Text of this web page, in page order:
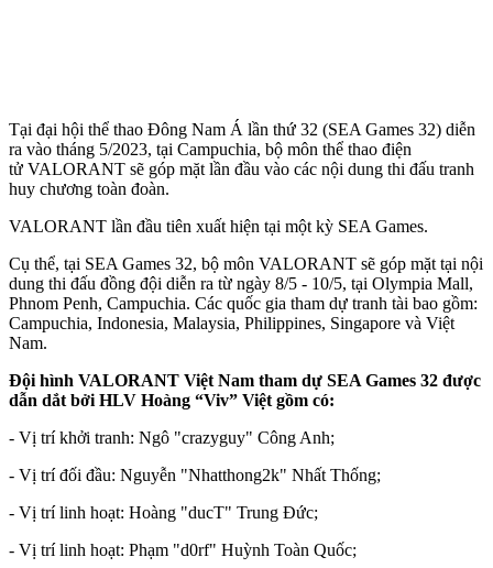
Tại đại hội thể thao Đông Nam Á lần thứ 32 (SEA Games 32) diễn
ra vào tháng 5/2023, tại Campuchia, bộ môn thể thao điện
tử VALORANT sẽ góp mặt lần đầu vào các nội dung thi đấu tranh
huy chương toàn đoàn.
VALORANT lần đầu tiên xuất hiện tại một kỳ SEA Games.
Cụ thể, tại SEA Games 32, bộ môn VALORANT sẽ góp mặt tại nội
dung thi đấu đồng đội diễn ra từ ngày 8/5 - 10/5, tại Olympia Mall,
Phnom Penh, Campuchia. Các quốc gia tham dự tranh tài bao gồm:
Campuchia, Indonesia, Malaysia, Philippines, Singapore và Việt
Nam.
Đội hình VALORANT Việt Nam tham dự SEA Games 32 được
dẫn dắt bởi HLV Hoàng “Viv” Việt gồm có:
- Vị trí khởi tranh: Ngô "crazyguy" Công Anh;
- Vị trí đối đầu: Nguyễn "Nhatthong2k" Nhất Thống;
- Vị trí linh hoạt: Hoàng "ducT" Trung Đức;
- Vị trí linh hoạt: Phạm "d0rf" Huỳnh Toàn Quốc;